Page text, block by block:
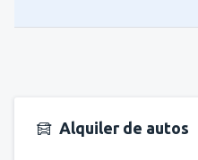
Alquiler de autos